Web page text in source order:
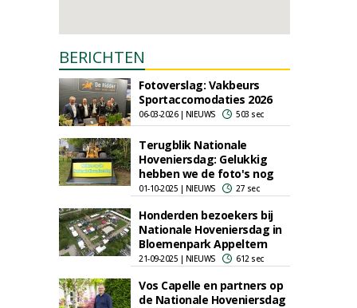
BERICHTEN
Fotoverslag: Vakbeurs
Sportaccomodaties 2026
06-03-2026 | NIEUWS 503 sec
Terugblik Nationale
Hoveniersdag: Gelukkig
hebben we de foto's nog
01-10-2025 | NIEUWS 27 sec
Honderden bezoekers bij
Nationale Hoveniersdag in
Bloemenpark Appeltern
21-09-2025 | NIEUWS 612 sec
Vos Capelle en partners op
de Nationale Hoveniersdag